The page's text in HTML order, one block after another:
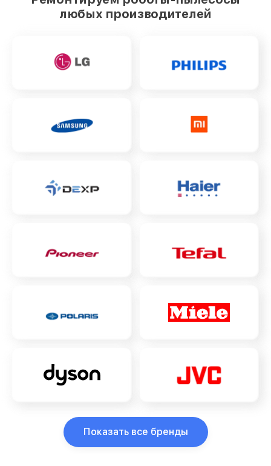
Ремонт гидросистемы
от 700₽
любых производителей
Показать все бренды